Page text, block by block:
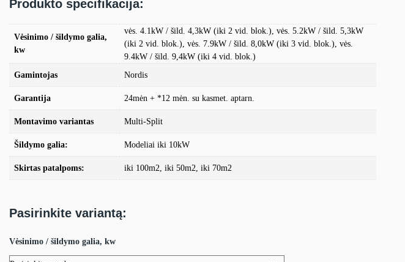
Produkto specifikacija:
Vėsinimo / šildymo galia,
kw
vės. 4.1kW / šild. 4,3kW (iki 2 vid. blok.), vės. 5.2kW / šild. 5,3kW
(iki 2 vid. blok.), vės. 7.9kW / šild. 8,0kW (iki 3 vid. blok.), vės.
9.4kW / šild. 9,4kW (iki 4 vid. blok.)
Gamintojas
Nordis
Garantija 24mėn + *12 mėn. su kasmet. aptarn.
Montavimo variantas Multi-Split
Šildymo galia: Modeliai iki 10kW
Skirtas patalpoms: iki 100m2, iki 50m2, iki 70m2
Pasirinkite variantą:
Vėsinimo / šildymo galia, kw